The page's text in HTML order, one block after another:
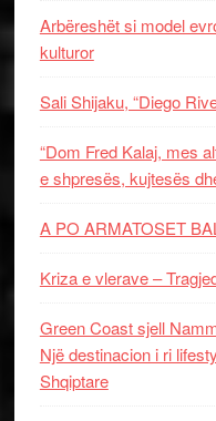
Arbëreshët si model
kulturor
Sali Shijaku, “Diego
“Dom Fred Kalaj, mes
e shpresës, kujtesës
A PO ARMATOSET
Kriza e vlerave –
Green Coast sjell
Një destinacion i ri
Shqiptare